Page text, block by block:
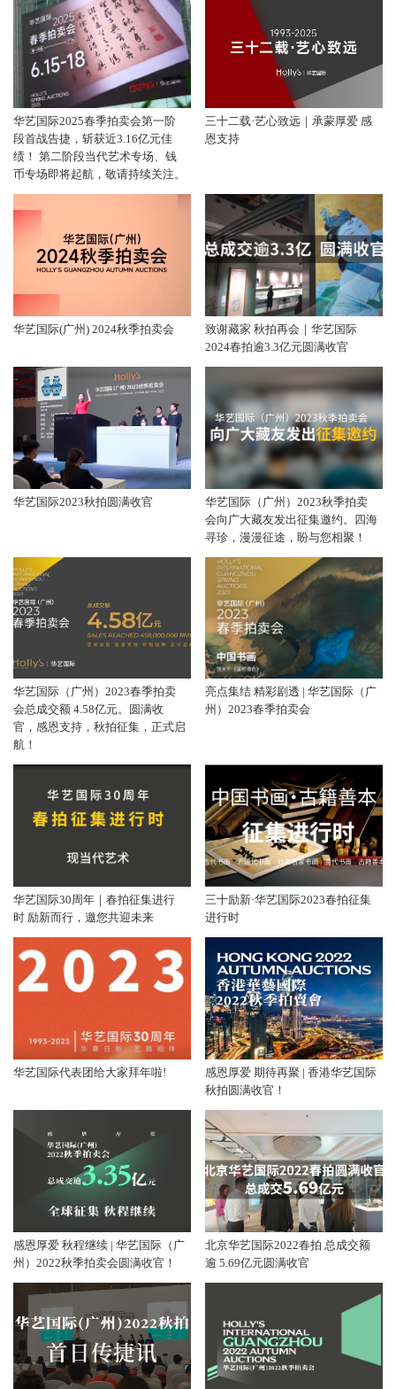
华艺国际2025春季拍卖会第一阶
段首战告捷，斩获近3.16亿元佳
绩！ 第二阶段当代艺术专场、钱
币专场即将起航，敬请持续关注。
三十二载·艺心致远｜承蒙厚爱 感
恩支持
华艺国际(广州) 2024秋季拍卖会
致谢藏家 秋拍再会｜华艺国际
2024春拍逾3.3亿元圆满收官
华艺国际2023秋拍圆满收官
华艺国际（广州）2023秋季拍卖
会向广大藏友发出征集邀约。四海
寻珍，漫漫征途，盼与您相聚！
华艺国际（广州）2023春季拍卖
会总成交额 4.58亿元。圆满收
官，感恩支持，秋拍征集，正式启
航！
亮点集结 精彩剧透 | 华艺国际（广
州）2023春季拍卖会
华艺国际30周年｜春拍征集进行
时 励新而行，邀您共迎未来
三十励新·华艺国际2023春拍征集
进行时
华艺国际代表团给大家拜年啦!
感恩厚爱 期待再聚 | 香港华艺国际
秋拍圆满收官！
感恩厚爱 秋程继续 | 华艺国际（广
州）2022秋季拍卖会圆满收官！
北京华艺国际2022春拍 总成交额
逾 5.69亿元圆满收官